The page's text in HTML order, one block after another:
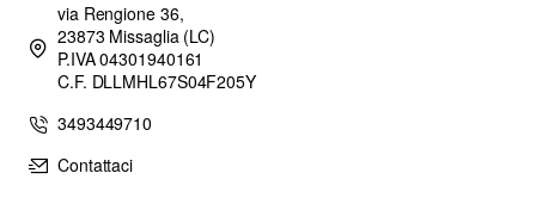
via Rengione 36,
23873 Missaglia (LC)
P.IVA 04301940161
C.F. DLLMHL67S04F205Y
3493449710
Contattaci